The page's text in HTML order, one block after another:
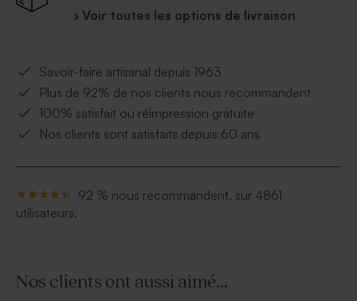
› Voir toutes les options de livraison
Savoir-faire artisanal depuis 1963
Plus de 92% de nos clients nous recommandent
100% satisfait ou réimpression gratuite
Nos clients sont satisfaits depuis 60 ans
92 % nous recommandent, sur 4861
utilisateurs.
Nos clients ont aussi aimé...